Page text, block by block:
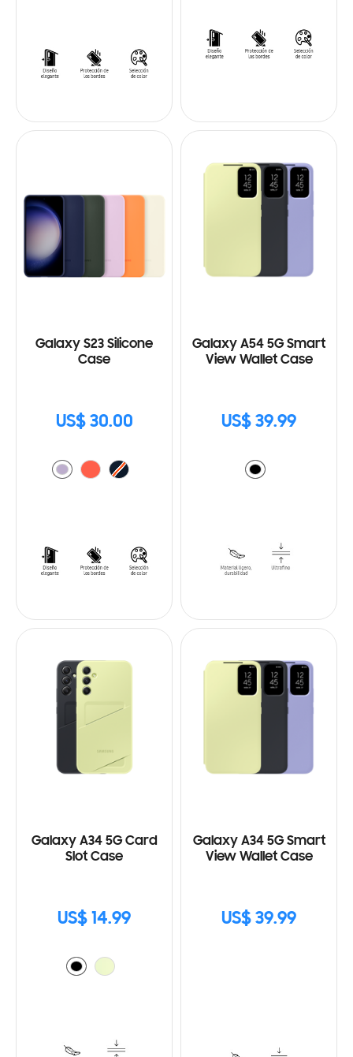
Galaxy S23 Silicone
Case
US$ 30.00
Galaxy A54 5G Smart
View Wallet Case
US$ 39.99
Galaxy A34 5G Card
Slot Case
US$ 14.99
Galaxy A34 5G Smart
View Wallet Case
US$ 39.99